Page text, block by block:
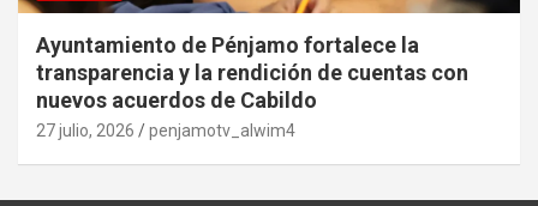
Ayuntamiento de Pénjamo fortalece la
transparencia y la rendición de cuentas con
nuevos acuerdos de Cabildo
27 julio, 2026 penjamotv_alwim4